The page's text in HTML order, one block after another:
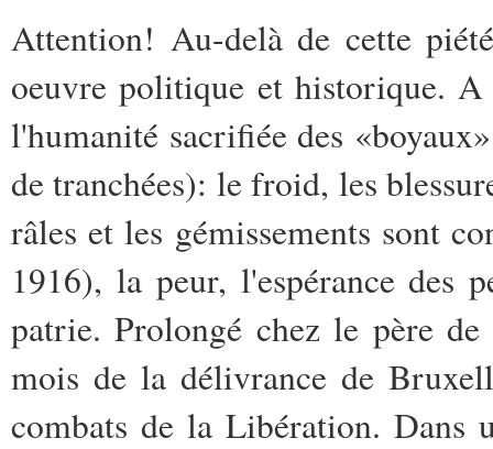
Attention! Au-delà de cette
oeuvre politique et historique. A
l'humanité sacrifiée des
de tranchées): le froid, les
râles et les gémissements sont
1916), la peur, l'espérance des
patrie. Prolongé chez le père
mois de la délivrance de
combats de la Libération. Dans